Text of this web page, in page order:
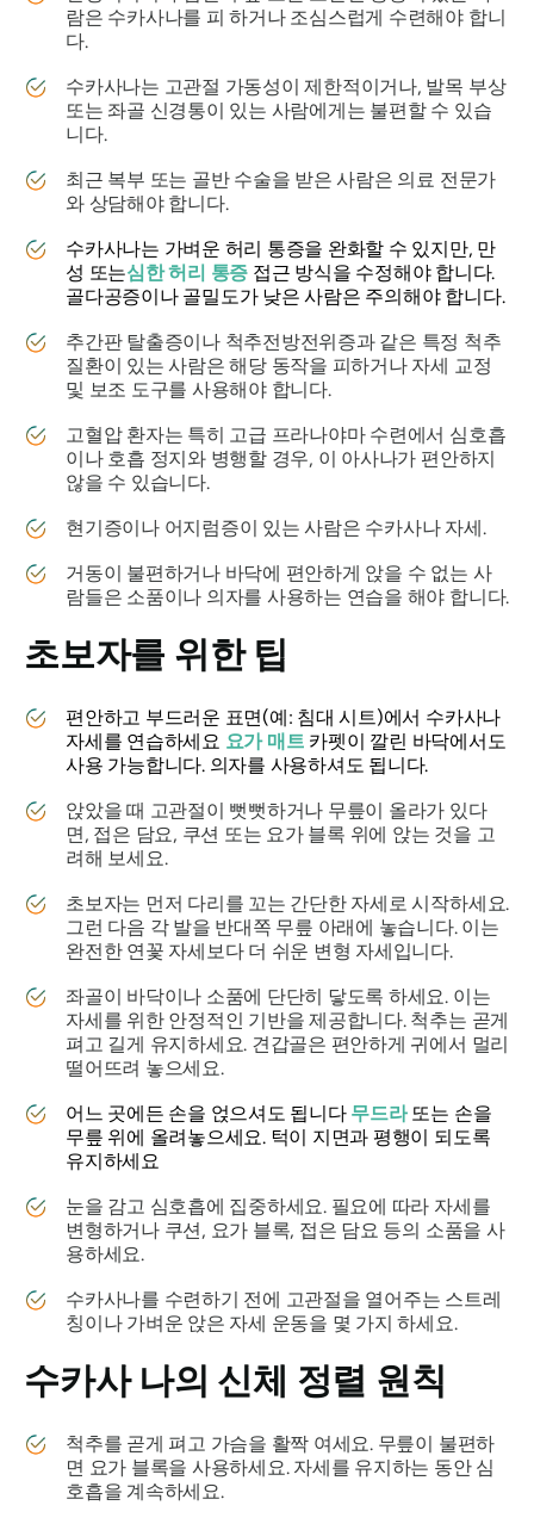
람은 수카사나를 피 하거나 조심스럽게 수련해야 합니
다.
수카사나는 고관절 가동성이 제한적이거나, 발목 부상
또는 좌골 신경통이 있는 사람에게는 불편할 수 있습
니다.
최근 복부 또는 골반 수술을 받은 사람은 의료 전문가
와 상담해야 합니다.
수카사나는 가벼운 허리 통증을 완화할 수 있지만, 만
성 또는심한 허리 통증 접근 방식을 수정해야 합니다.
골다공증이나 골밀도가 낮은 사람은 주의해야 합니다.
추간판 탈출증이나 척추전방전위증과 같은 특정 척추
질환이 있는 사람은 해당 동작을 피하거나 자세 교정
및 보조 도구를 사용해야 합니다.
고혈압 환자는 특히 고급 프라나야마 수련에서 심호흡
이나 호흡 정지와 병행할 경우, 이 아사나가 편안하지
않을 수 있습니다.
현기증이나 어지럼증이 있는 사람은 수카사나 자세.
거동이 불편하거나 바닥에 편안하게 앉을 수 없는 사
람들은 소품이나 의자를 사용하는 연습을 해야 합니다.
초보자를 위한 팁
편안하고 부드러운 표면(예: 침대 시트)에서 수카사나
자세를 연습하세요 요가 매트 카펫이 깔린 바닥에서도
사용 가능합니다. 의자를 사용하셔도 됩니다.
앉았을 때 고관절이 뻣뻣하거나 무릎이 올라가 있다
면, 접은 담요, 쿠션 또는 요가 블록 위에 앉는 것을 고
려해 보세요.
초보자는 먼저 다리를 꼬는 간단한 자세로 시작하세요.
그런 다음 각 발을 반대쪽 무릎 아래에 놓습니다. 이는
완전한 연꽃 자세보다 더 쉬운 변형 자세입니다.
좌골이 바닥이나 소품에 단단히 닿도록 하세요. 이는
자세를 위한 안정적인 기반을 제공합니다. 척추는 곧게
펴고 길게 유지하세요. 견갑골은 편안하게 귀에서 멀리
떨어뜨려 놓으세요.
어느 곳에든 손을 얹으셔도 됩니다 무드라또는 손을
무릎 위에 올려놓으세요. 턱이 지면과 평행이 되도록
유지하세요
눈을 감고 심호흡에 집중하세요. 필요에 따라 자세를
변형하거나 쿠션, 요가 블록, 접은 담요 등의 소품을 사
용하세요.
수카사나를 수련하기 전에 고관절을 열어주는 스트레
칭이나 가벼운 앉은 자세 운동을 몇 가지 하세요.
수카사나의 신체 정렬 원칙
척추를 곧게 펴고 가슴을 활짝 여세요. 무릎이 불편하
면 요가 블록을 사용하세요. 자세를 유지하는 동안 심
호흡을 계속하세요.